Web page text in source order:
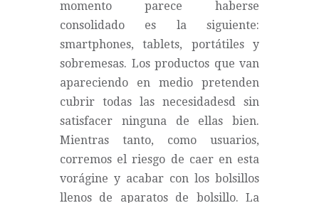
momento parece haberse
consolidado es la siguiente:
smartphones, tablets, portátiles y
sobremesas. Los productos que van
apareciendo en medio pretenden
cubrir todas las necesidadesd sin
satisfacer ninguna de ellas bien.
Mientras tanto, como usuarios,
corremos el riesgo de caer en esta
vorágine y acabar con los bolsillos
llenos de aparatos de bolsillo. La